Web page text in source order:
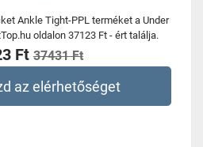
Ankle Tight-PPL terméket a Under
oldalon 37123 Ft - ért találja.
Ft 37431 Ft
az elérhetőséget